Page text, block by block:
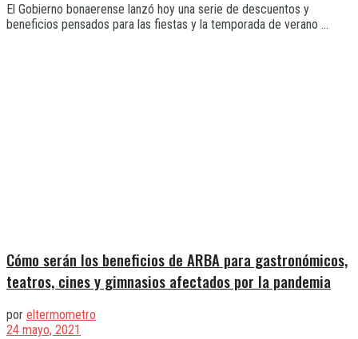
El Gobierno bonaerense lanzó hoy una serie de descuentos y
beneficios pensados para las fiestas y la temporada de verano ...
Cómo serán los beneficios de ARBA para gastronómicos,
teatros, cines y gimnasios afectados por la pandemia
por eltermometro
24 mayo, 2021